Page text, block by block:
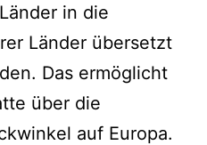
in die
Länder übersetzt
Das ermöglicht
über die
auf Europa.